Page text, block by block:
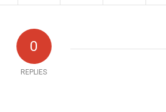
0
REPLIES